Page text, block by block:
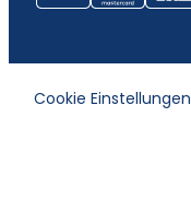
Cookie Einstellungen